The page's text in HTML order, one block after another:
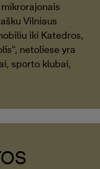
Vilniaus
iki Katedros,
netoliese yra
sporto klubai,